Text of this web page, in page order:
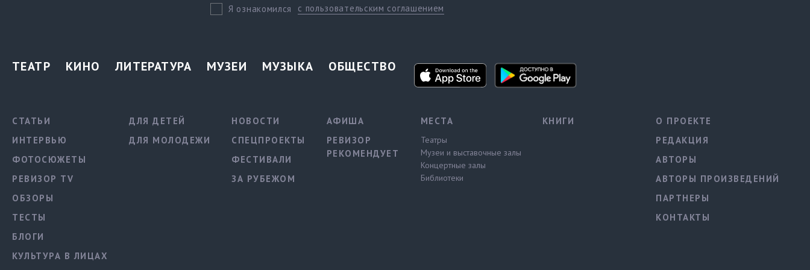
Я ознакомился с пользовательским соглашением
ТЕАТР КИНО ЛИТЕРАТУРА МУЗЕИ МУЗЫКА ОБЩЕСТВО
СТАТЬИ
ИНТЕРВЬЮ
ФОТОСЮЖЕТЫ
РЕВИЗОР TV
ОБЗОРЫ
ТЕСТЫ
БЛОГИ
КУЛЬТУРА В ЛИЦАХ
ДЛЯ ДЕТЕЙ
ДЛЯ МОЛОДЕЖИ
НОВОСТИ
СПЕЦПРОЕКТЫ
ФЕСТИВАЛИ
ЗА РУБЕЖОМ
АФИША
РЕВИЗОР
РЕКОМЕНДУЕТ
МЕСТА
Театры
Музеи и выставочные залы
Концертные залы
Библиотеки
КНИГИ
О ПРОЕКТЕ
РЕДАКЦИЯ
АВТОРЫ
АВТОРЫ ПРОИЗВЕДЕНИЙ
ПАРТНЕРЫ
КОНТАКТЫ